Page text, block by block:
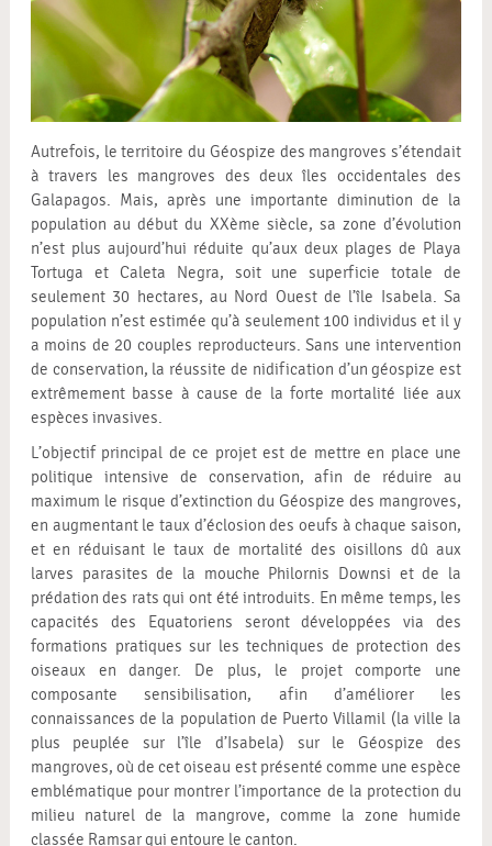
Autrefois, le territoire du Géospize des mangroves s’étendait
à travers les mangroves des deux îles occidentales des
Galapagos. Mais, après une importante diminution de la
population au début du XXème siècle, sa zone d’évolution
n’est plus aujourd’hui réduite qu’aux deux plages de Playa
Tortuga et Caleta Negra, soit une superficie totale de
seulement 30 hectares, au Nord Ouest de l’île Isabela. Sa
population n’est estimée qu’à seulement 100 individus et il y
a moins de 20 couples reproducteurs. Sans une intervention
de conservation, la réussite de nidification d’un géospize est
extrêmement basse à cause de la forte mortalité liée aux
espèces invasives.
L’objectif principal de ce projet est de mettre en place une
politique intensive de conservation, afin de réduire au
maximum le risque d’extinction du Géospize des mangroves,
en augmentant le taux d’éclosion des oeufs à chaque saison,
et en réduisant le taux de mortalité des oisillons dû aux
larves parasites de la mouche Philornis Downsi et de la
prédation des rats qui ont été introduits. En même temps, les
capacités des Equatoriens seront développées via des
formations pratiques sur les techniques de protection des
oiseaux en danger. De plus, le projet comporte une
composante sensibilisation, afin d’améliorer les
connaissances de la population de Puerto Villamil (la ville la
plus peuplée sur l’île d’Isabela) sur le Géospize des
mangroves, où de cet oiseau est présenté comme une espèce
emblématique pour montrer l’importance de la protection du
milieu naturel de la mangrove, comme la zone humide
classée Ramsar qui entoure le canton.